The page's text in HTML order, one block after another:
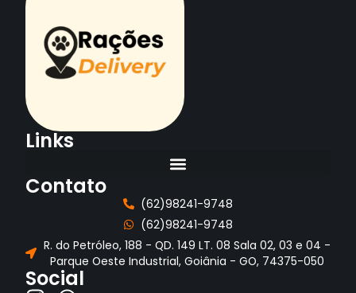
Links
Contato
(62)98241-9748
(62)98241-9748
R. do Petróleo, 188 - QD. 149 LT. 08 Sala 02, 03 e 04 -
Parque Oeste Industrial, Goiânia - GO, 74375-050
Social